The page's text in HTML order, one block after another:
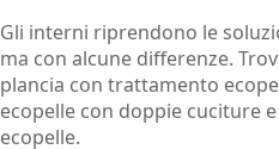
Gli interni riprendono le
ma con alcune differenze.
plancia con trattamento
ecopelle con doppie cuciture
ecopelle.